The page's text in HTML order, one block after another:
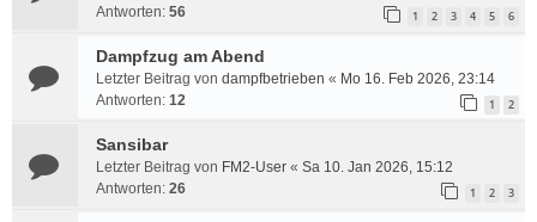
Antworten: 56 1 2 3 4 5 6
Dampfzug am Abend
Letzter Beitrag von dampfbetrieben « Mo 16. Feb 2026, 23:14
Antworten: 12 1 2
Sansibar
Letzter Beitrag von FM2-User « Sa 10. Jan 2026, 15:12
Antworten: 26 1 2 3